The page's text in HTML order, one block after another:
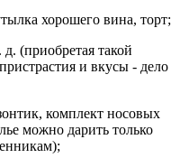
хорошего вина, торт;
(приобретая такой
и вкусы - дело
комплект носовых
можно дарить только